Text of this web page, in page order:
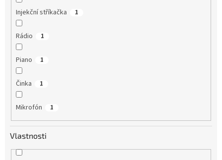
Injekční stříkačka 1
Rádio 1
Piano 1
Činka 1
Mikrofón 1
Vlastnosti